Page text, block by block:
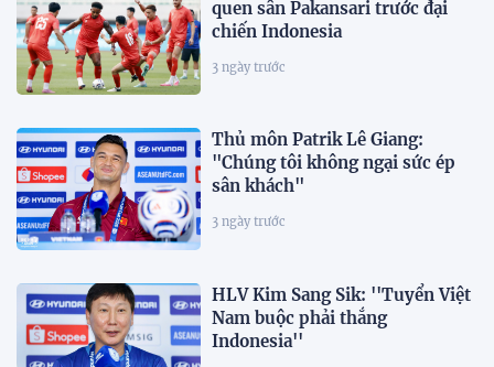
quen sân Pakansari trước đại
chiến Indonesia
3 ngày trước
Thủ môn Patrik Lê Giang:
"Chúng tôi không ngại sức ép
sân khách"
3 ngày trước
HLV Kim Sang Sik: ''Tuyển Việt
Nam buộc phải thắng
Indonesia''